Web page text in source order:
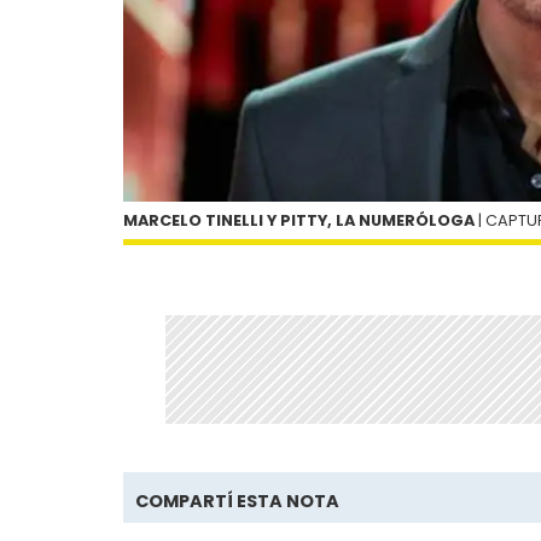
MARCELO TINELLI Y PITTY, LA NUMERÓLOGA |
COMPARTÍ ESTA NOTA